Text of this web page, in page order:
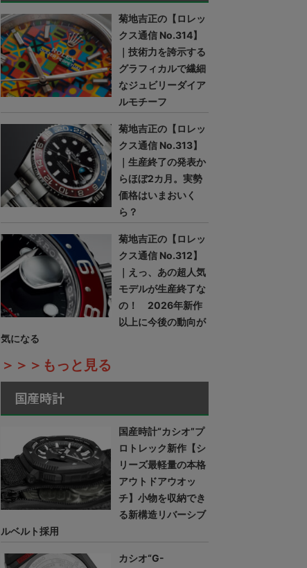
菊地吉正の【ロレッ
クス通信 No.314】
｜技術力を誇示する
グラフィカルで繊細
なジュビリーダイア
ルモチーフ
菊地吉正の【ロレッ
クス通信 No.313】
｜生産終了の発表か
らほぼ2カ月。実勢
価格はいまおいく
ら？
菊地吉正の【ロレッ
クス通信 No.312】
｜えっ、あの超人気
モデルが生産終了な
の！ 2026年新作
以上に今後の動向が
気になる
＞＞＞もっと見る
国産時計
国産時計“カシオ”プ
ロトレック新作【シ
リーズ最軽量の本格
アウトドアウオッ
チ】小物を収納でき
る新構造リバーシブ
ルベルト採用
カシオ“G-